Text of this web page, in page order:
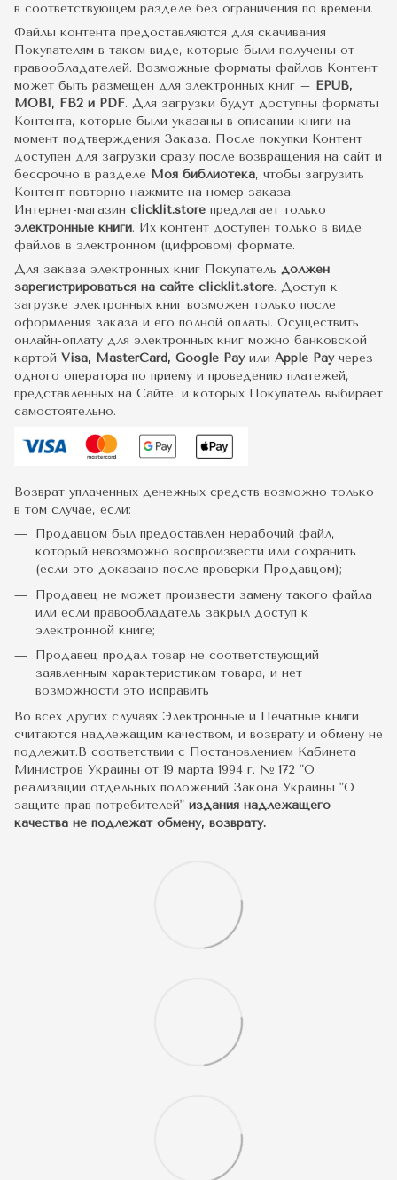
в соответствующем разделе без ограничения по времени.
Файлы контента предоставляются для скачивания
Покупателям в таком виде, которые были получены от
правообладателей. Возможные форматы файлов Контент
может быть размещен для электронных книг – EPUB,
MOBI, FB2 и PDF. Для загрузки будут доступны форматы
Контента, которые были указаны в описании книги на
момент подтверждения Заказа. После покупки Контент
доступен для загрузки сразу после возвращения на сайт и
бессрочно в разделе Моя библиотека, чтобы загрузить
Контент повторно нажмите на номер заказа.
Интернет-магазин clicklit.store предлагает только
электронные книги. Их контент доступен только в виде
файлов в электронном (цифровом) формате.
Для заказа электронных книг Покупатель должен
зарегистрироваться на сайте clicklit.store. Доступ к
загрузке электронных книг возможен только после
оформления заказа и его полной оплаты. Осуществить
онлайн-оплату для электронных книг можно банковской
картой Visa, MasterCard, Google Pay или Apple Payчерез
одного оператора по приему и проведению платежей,
представленных на Сайте, и которых Покупатель выбирает
самостоятельно.
Возврат уплаченных денежных средств возможно только
в том случае, если:
Продавцом был предоставлен нерабочий файл,
который невозможно воспроизвести или сохранить
(если это доказано после проверки Продавцом);
Продавец не может произвести замену такого файла
или если правообладатель закрыл доступ к
электронной книге;
Продавец продал товар не соответствующий
заявленным характеристикам товара, и нет
возможности это исправить
Во всех других случаях Электронные и Печатные книги
считаются надлежащим качеством, и возврату и обмену не
подлежит.В соответствии с Постановлением Кабинета
Министров Украины от 19 марта 1994 г. № 172 "О
реализации отдельных положений Закона Украины "О
защите прав потребителей" издания надлежащего
качества не подлежат обмену, возврату.